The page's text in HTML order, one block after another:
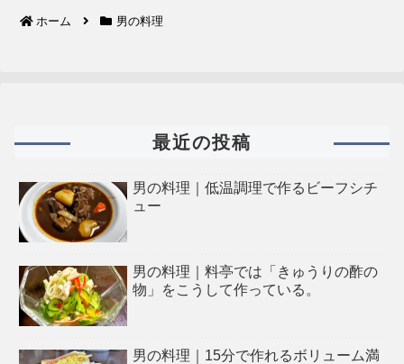
ホーム 男の料理
最近の投稿
男の料理｜低温調理で作るビーフシチ
ュー
男の料理｜料亭では「きゅうりの酢の
物」をこうして作っている。
男の料理｜15分で作れるボリューム満